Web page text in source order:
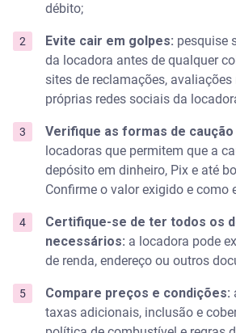
débito;
Evite cair em golpes: pesquise
da locadora antes de qualquer
sites de reclamações,
próprias redes sociais da
Verifique as formas de
locadoras que permitem que a
depósito em dinheiro, Pix e até
Confirme o valor exigido e como
Certifique-se de ter todos os
necessários: a locadora pode
de renda, endereço ou outros
Compare preços e condições:
taxas adicionais, inclusão e